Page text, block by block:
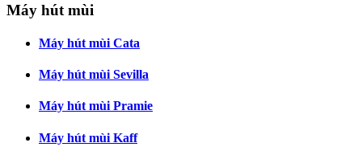
Máy hút mùi
Máy hút mùi Cata
Máy hút mùi Sevilla
Máy hút mùi Pramie
Máy hút mùi Kaff